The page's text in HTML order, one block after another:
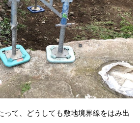
って、どうしても敷地境界線をはみ出